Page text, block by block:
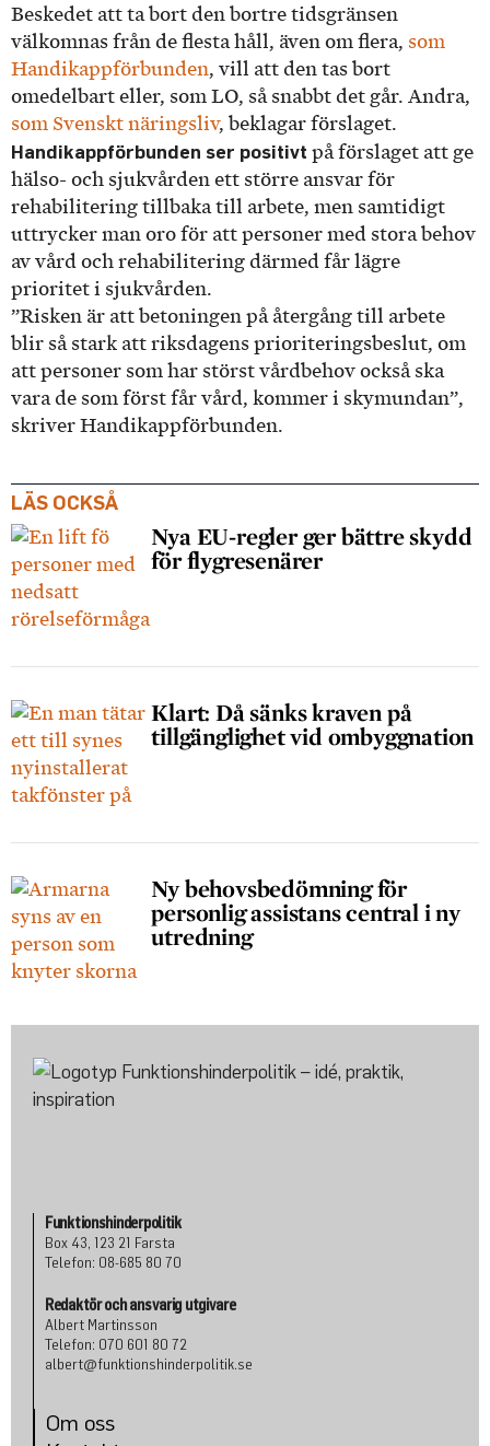
Beskedet att ta bort den bortre tidsgränsen
välkomnas från de flesta håll, även om flera, som
Handikappförbunden, vill att den tas bort
omedelbart eller, som LO, så snabbt det går. Andra,
som Svenskt näringsliv, beklagar förslaget.
Handikappförbunden ser positivt på förslaget att ge
hälso- och sjukvården ett större ansvar för
rehabilitering tillbaka till arbete, men samtidigt
uttrycker man oro för att personer med stora behov
av vård och rehabilitering därmed får lägre
prioritet i sjukvården.
”Risken är att betoningen på återgång till arbete
blir så stark att riksdagens prioriteringsbeslut, om
att personer som har störst vårdbehov också ska
vara de som först får vård, kommer i skymundan”,
skriver Handikappförbunden.
LÄS OCKSÅ
Nya EU-regler ger bättre skydd
för flygresenärer
Klart: Då sänks kraven på
tillgänglighet vid ombyggnation
Ny behovsbedömning för
personlig assistans central i ny
utredning
Funktionshinderpolitik
Box 43, 123 21 Farsta
Telefon: 08-685 80 70
Redaktör och ansvarig utgivare
Albert Martinsson
Telefon: 070 601 80 72
albert@funktionshinderpolitik.se
Om oss